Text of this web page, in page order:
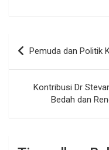
Navigasi
pos
Pemuda dan Politik
Kontribusi Dr
Bedah dan